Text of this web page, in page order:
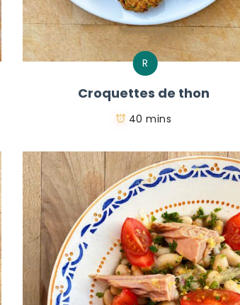
R
Croquettes de thon
40 mins